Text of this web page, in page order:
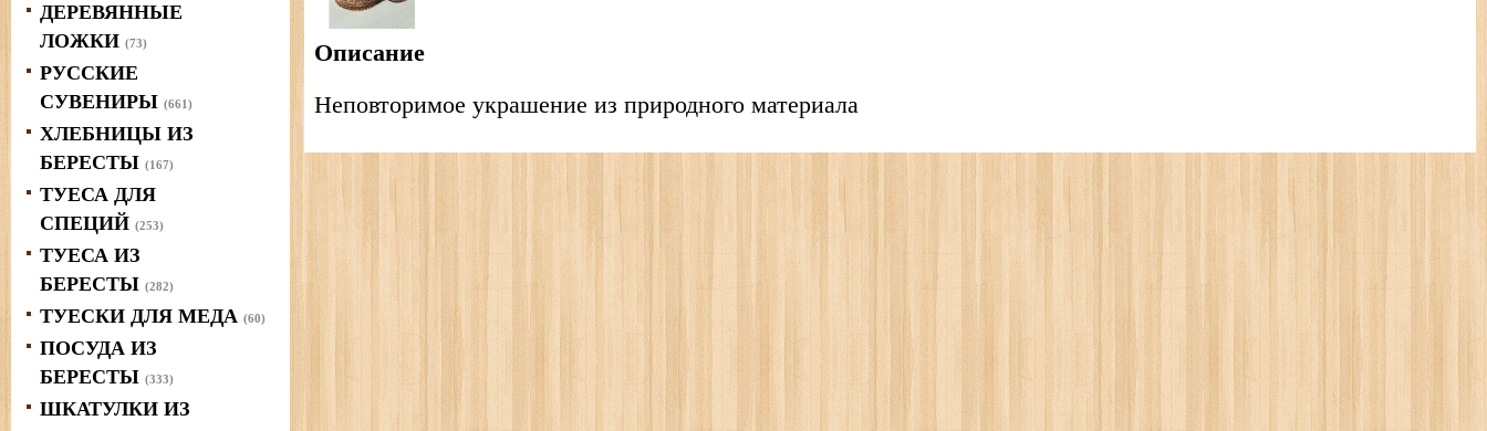
Описание
Неповторимое украшение из природного материала
ДЕРЕВЯННЫЕ
ЛОЖКИ (73)
РУССКИЕ
СУВЕНИРЫ (661)
ХЛЕБНИЦЫ ИЗ
БЕРЕСТЫ (167)
ТУЕСА ДЛЯ
СПЕЦИЙ (253)
ТУЕСА ИЗ
БЕРЕСТЫ (282)
ТУЕСКИ ДЛЯ МЕДА (60)
ПОСУДА ИЗ
БЕРЕСТЫ (333)
ШКАТУЛКИ ИЗ